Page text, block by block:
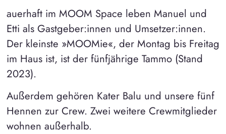
auerhaft im MOOM Space leben Manuel und
Etti als Gastgeber:innen und Umsetzer:innen.
Der kleinste »MOOMie«, der Montag bis Freitag
im Haus ist, ist der fünfjährige Tammo (Stand
2023).
Außerdem gehören Kater Balu und unsere fünf
Hennen zur Crew. Zwei weitere Crewmitglieder
wohnen außerhalb.